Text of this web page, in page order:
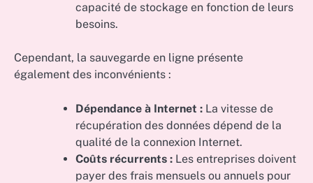
capacité de stockage en fonction de leurs
besoins.
Cependant, la sauvegarde en ligne présente
également des inconvénients :
Dépendance à Internet : La vitesse de
récupération des données dépend de la
qualité de la connexion Internet.
Coûts récurrents : Les entreprises doivent
payer des frais mensuels ou annuels pour